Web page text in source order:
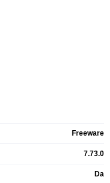
Freeware
7.73.0
Da